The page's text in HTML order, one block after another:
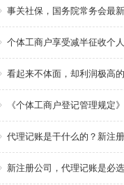
事关社保，国务院常务会最
个体工商户享受减半征收个
看起来不体面，却利润极高
《个体工商户登记管理规定
代理记账是干什么的？新注
新注册公司，代理记账是必